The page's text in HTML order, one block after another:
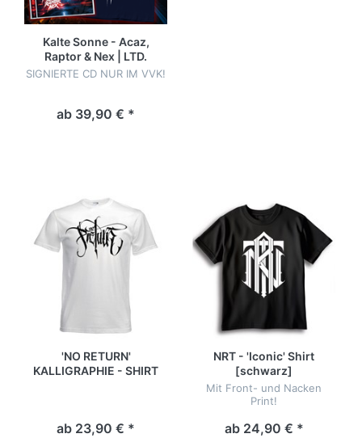
Kalte Sonne - Acaz,
Raptor & Nex | LTD.
Bundle
SIGNIERTE CD NUR IM VVK!
ab 39,90 € *
'NO RETURN'
KALLIGRAPHIE - SHIRT
ab 23,90 € *
NRT - 'Iconic' Shirt
[schwarz]
Mit Front- und Nacken
Print!
ab 24,90 € *